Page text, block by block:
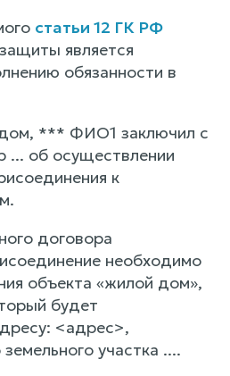
статьи 12 ГК РФ
является
обязанности в
*** ФИО1 заключил с
... об осуществлении
к
договора
необходимо
объекта «жилой дом»,
будет
<адрес>,
участка ....